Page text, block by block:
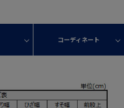
コーディネート